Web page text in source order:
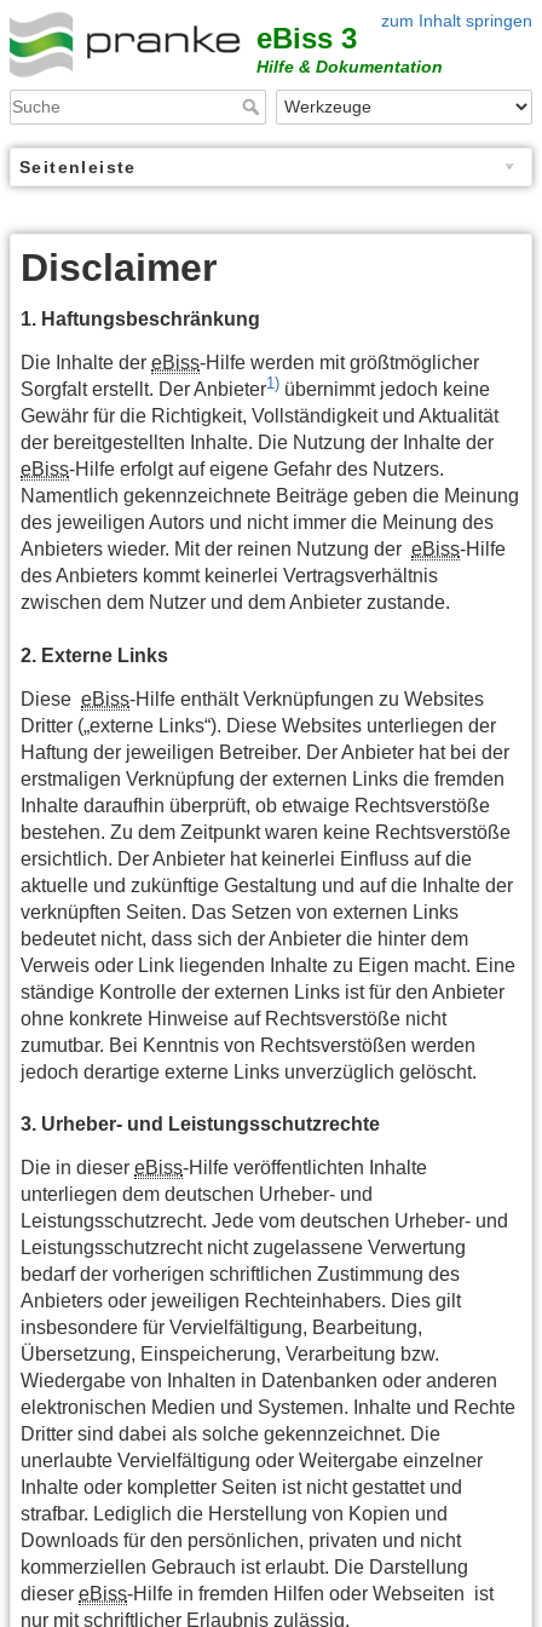
zum Inhalt springen
eBiss 3
Hilfe & Dokumentation
Seitenleiste
Disclaimer
1. Haftungsbeschränkung
Die Inhalte der eBiss-Hilfe werden mit größtmöglicher
Sorgfalt erstellt. Der Anbieter1) übernimmt jedoch keine
Gewähr für die Richtigkeit, Vollständigkeit und Aktualität
der bereitgestellten Inhalte. Die Nutzung der Inhalte der
eBiss-Hilfe erfolgt auf eigene Gefahr des Nutzers.
Namentlich gekennzeichnete Beiträge geben die Meinung
des jeweiligen Autors und nicht immer die Meinung des
Anbieters wieder. Mit der reinen Nutzung der eBiss-Hilfe
des Anbieters kommt keinerlei Vertragsverhältnis
zwischen dem Nutzer und dem Anbieter zustande.
2. Externe Links
Diese eBiss-Hilfe enthält Verknüpfungen zu Websites
Dritter („externe Links“). Diese Websites unterliegen der
Haftung der jeweiligen Betreiber. Der Anbieter hat bei der
erstmaligen Verknüpfung der externen Links die fremden
Inhalte daraufhin überprüft, ob etwaige Rechtsverstöße
bestehen. Zu dem Zeitpunkt waren keine Rechtsverstöße
ersichtlich. Der Anbieter hat keinerlei Einfluss auf die
aktuelle und zukünftige Gestaltung und auf die Inhalte der
verknüpften Seiten. Das Setzen von externen Links
bedeutet nicht, dass sich der Anbieter die hinter dem
Verweis oder Link liegenden Inhalte zu Eigen macht. Eine
ständige Kontrolle der externen Links ist für den Anbieter
ohne konkrete Hinweise auf Rechtsverstöße nicht
zumutbar. Bei Kenntnis von Rechtsverstößen werden
jedoch derartige externe Links unverzüglich gelöscht.
3. Urheber- und Leistungsschutzrechte
Die in dieser eBiss-Hilfe veröffentlichten Inhalte
unterliegen dem deutschen Urheber- und
Leistungsschutzrecht. Jede vom deutschen Urheber- und
Leistungsschutzrecht nicht zugelassene Verwertung
bedarf der vorherigen schriftlichen Zustimmung des
Anbieters oder jeweiligen Rechteinhabers. Dies gilt
insbesondere für Vervielfältigung, Bearbeitung,
Übersetzung, Einspeicherung, Verarbeitung bzw.
Wiedergabe von Inhalten in Datenbanken oder anderen
elektronischen Medien und Systemen. Inhalte und Rechte
Dritter sind dabei als solche gekennzeichnet. Die
unerlaubte Vervielfältigung oder Weitergabe einzelner
Inhalte oder kompletter Seiten ist nicht gestattet und
strafbar. Lediglich die Herstellung von Kopien und
Downloads für den persönlichen, privaten und nicht
kommerziellen Gebrauch ist erlaubt. Die Darstellung
dieser eBiss-Hilfe in fremden Hilfen oder Webseiten ist
nur mit schriftlicher Erlaubnis zulässig.